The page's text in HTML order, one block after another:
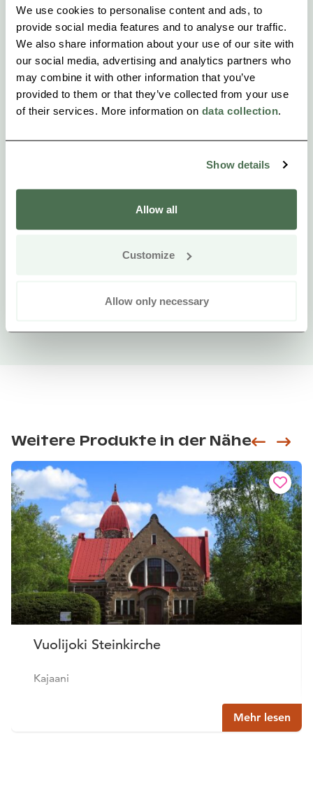
We use cookies to personalise content and ads, to
provide social media features and to analyse our traffic.
We also share information about your use of our site with
our social media, advertising and analytics partners who
may combine it with other information that you’ve
provided to them or that they’ve collected from your use
of their services. More information on data collection
Show details
Allow all
Customize
Allow only necessary
Weitere Produkte in der Nähe
Vuolijoki Steinkirche
Kajaani
Mehr lesen
Siirry